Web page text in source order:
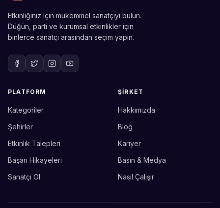
Etkinliğiniz için mükemmel sanatçıyı bulun.
Düğün, parti ve kurumsal etkinlikler için
binlerce sanatçı arasından seçim yapın.
PLATFORM
Kategoriler
Şehirler
Etkinlik Talepleri
Başarı Hikayeleri
Sanatçı Ol
ŞIRKET
Hakkımızda
Blog
Kariyer
Basın & Medya
Nasıl Çalışır
Etkinlik uzmanınız
Merhaba! Size nasıl yardımcı
bize ulaşabilirsiniz.
Merhaba! Bilgi almak istiyorum.